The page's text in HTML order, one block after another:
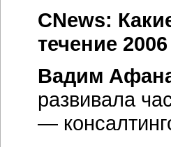
CNews:
течение
Вадим
развивала
—